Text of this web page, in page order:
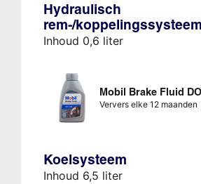
Hydraulisch
rem-/
Inhoud 0,6 liter
Mobil Brake Fluid
Ververs elke 12 maanden
Koelsysteem
Inhoud 6,5 liter